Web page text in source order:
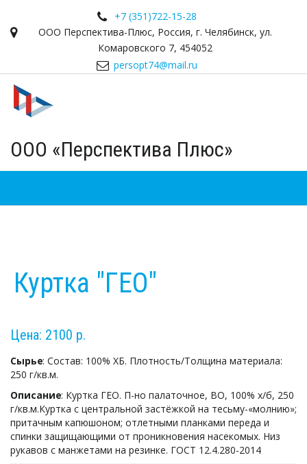
+7 (351)722-15-28
ООО Перспектива-Плюс, Россия, г. Челябинск, ул.
Комаровского 7, 454052
persopt74@mail.ru
ООО «Перспектива Плюс»
Куртка "ГЕО"
Цена: 2100 р.
Сырье: Состав: 100% ХБ. Плотность/Толщина материала:
250 г/кв.м.
Описание: Куртка ГЕО. П-но палаточное, ВО, 100% х/б, 250
г/кв.м.Куртка с центральной застёжкой на тесьму-«молнию»;
притачным капюшоном; отлетными планками переда и
спинки защищающими от проникновения насекомых. Низ
рукавов с манжетами на резинке. ГОСТ 12.4.280-2014